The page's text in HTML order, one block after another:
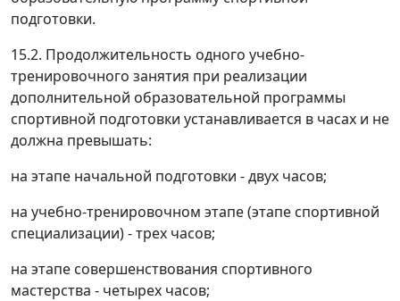
подготовки.
15.2. Продолжительность одного учебно-
тренировочного занятия при реализации
дополнительной образовательной программы
спортивной подготовки устанавливается в часах и не
должна превышать:
на этапе начальной подготовки - двух часов;
на учебно-тренировочном этапе (этапе спортивной
специализации) - трех часов;
на этапе совершенствования спортивного
мастерства - четырех часов;